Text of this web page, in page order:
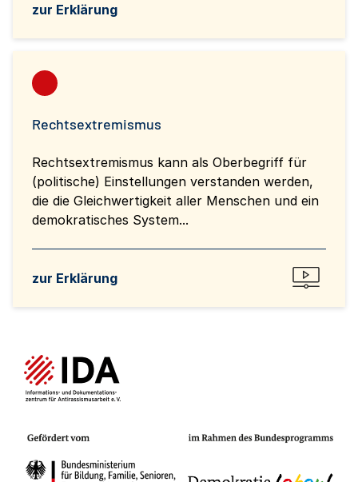
zur Erklärung
Rechtsextremismus
Rechtsextremismus kann als Oberbegriff für
(politische) Einstellungen verstanden werden,
die die Gleichwertigkeit aller Menschen und ein
demokratisches System...
zur Erklärung